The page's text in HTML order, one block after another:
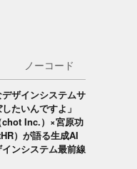
ノーコード
デザインシステムサ
たいんですよ」
chot Inc.）×宮原功
）が語る生成AI
ンシステム最前線